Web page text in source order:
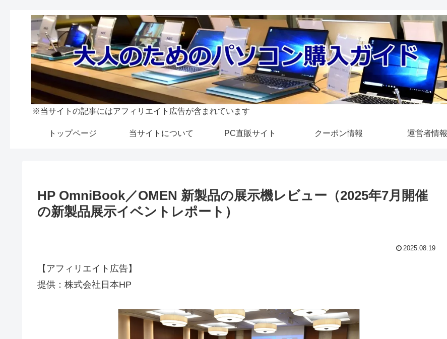
※当サイトの記事にはアフィリエイト広告が含まれています
トップページ 当サイトについて PC直販サイト クーポン情報 運営者情報
HP OmniBook／OMEN 新製品の展示機レビュー（2025年7月開催
の新製品展示イベントレポート）
2025.08.19
【アフィリエイト広告】
提供：株式会社日本HP